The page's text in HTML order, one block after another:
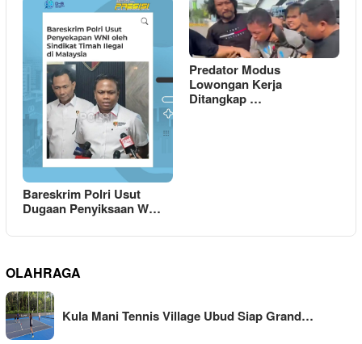
Bareskrim Polri Usut
Dugaan Penyiksaan W…
Predator Modus
Lowongan Kerja
Ditangkap …
OLAHRAGA
Kula Mani Tennis Village Ubud Siap Grand…